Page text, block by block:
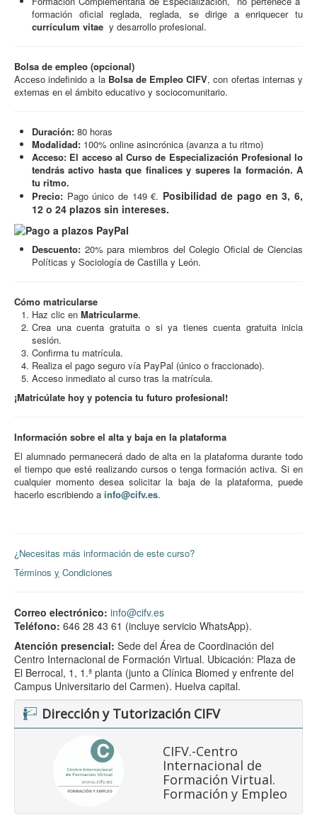
formación oficial reglada, reglada, se dirige a enriquecer tu
currículum vitae y desarrollo profesional.
Bolsa de empleo (opcional)
Acceso indefinido a la Bolsa de Empleo CIFV, con ofertas internas y
externas en el ámbito educativo y sociocomunitario.
Duración: 80 horas
Modalidad: 100% online asincrónica (avanza a tu ritmo)
Acceso: El acceso al Curso de Especialización Profesional lo
tendrás activo hasta que finalices y superes la formación. A
tu ritmo.
Precio: Pago único de 149 €. Posibilidad de pago en 3, 6,
12 o 24 plazos sin intereses.
Descuento: 20% para miembros del Colegio Oficial de Ciencias
Políticas y Sociología de Castilla y León.
Cómo matricularse
Haz clic en Matricularme.
Crea una cuenta gratuita o si ya tienes cuenta gratuita inicia
sesión.
Confirma tu matrícula.
Realiza el pago seguro vía PayPal (único o fraccionado).
Acceso inmediato al curso tras la matrícula.
¡Matricúlate hoy y potencia tu futuro profesional!
Información sobre el alta y baja en la plataforma
El alumnado permanecerá dado de alta en la plataforma durante todo
el tiempo que esté realizando cursos o tenga formación activa. Si en
cualquier momento desea solicitar la baja de la plataforma, puede
hacerlo escribiendo a info@cifv.es.
¿Necesitas más información de este curso?
Términos y Condiciones
Correo electrónico: info@cifv.es
Teléfono: 646 28 43 61 (incluye servicio WhatsApp).
Atención presencial: Sede del Área de Coordinación del
Centro Internacional de Formación Virtual. Ubicación: Plaza de
El Berrocal, 1, 1.ª planta (junto a Clínica Biomed y enfrente del
Campus Universitario del Carmen). Huelva capital.
Dirección y Tutorización CIFV
CIFV.-Centro
Internacional de
Formación Virtual.
Formación y Empleo